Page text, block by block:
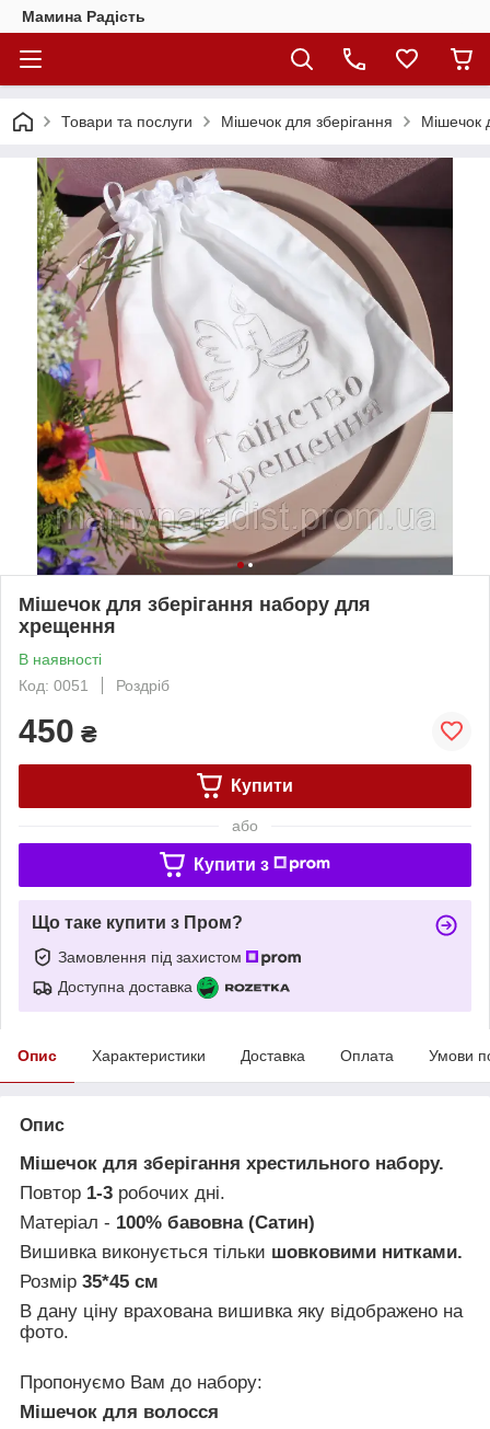
Мамина Радість
Товари та послуги Мішечок для зберігання Мішечок
Мішечок для зберігання набору для
хрещення
В наявності
Код: 0051
Роздріб
450 ₴
Купити
або
Купити з
Що таке купити з Пром?
Замовлення під захистом
Доступна доставка
Опис Характеристики Доставка Оплата Умови
Опис
Мішечок для зберігання хрестильного набору.
Повтор 1-3 робочих дні.
Матеріал - 100% бавовна (Сатин)
Вишивка виконується тільки шовковими нитками.
Розмір 35*45 см
В дану ціну врахована вишивка яку відображено на
фото.
Пропонуємо Вам до набору:
Мішечок для волосся